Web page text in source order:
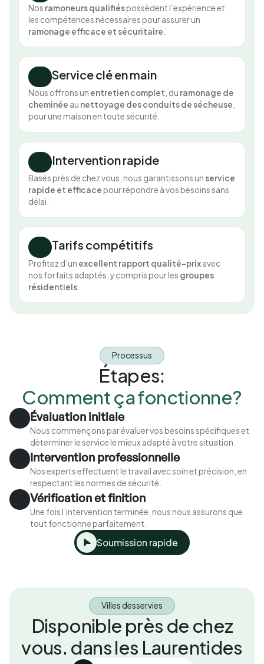
Nos ramoneurs qualifiéspossèdent l’expérience et
les compétences nécessaires pour assurer un
ramonage efficace et sécuritaire
Service clé en main
Nous offrons un entretien complet , du ramonage de
cheminée au nettoyage des conduits de sécheuse
pour une maison en toute sécurité.
Intervention rapide
Basés près de chez vous, nous garantissons un service
rapide et efficace pour répondre à vos besoins sans
délai.
Tarifs compétitifs
Profitez d’un excellent rapport qualité-prixavec
nos forfaits adaptés, y compris pour les groupes
résidentiels
Processus
Étapes:
Comment ça fonctionne?
Évaluation initiale
Nous commençons par évaluer vos besoins spécifiques et
déterminer le service le mieux adapté à votre situation.
Intervention professionnelle
Nos experts effectuent le travail avec soin et précision, en
respectant les normes de sécurité.
Vérification et finition
Une fois l’intervention terminée, nous nous assurons que
tout fonctionne parfaitement.
Soumission rapide
Villes desservies
Disponible près de chez
vous. dans les Laurentides